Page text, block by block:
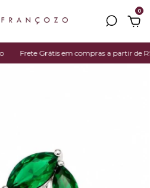
0
Frete Grátis em compras a partir de R$